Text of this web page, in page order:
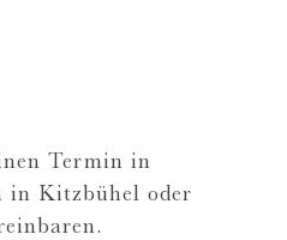
Termin in
in Kitzbühel oder